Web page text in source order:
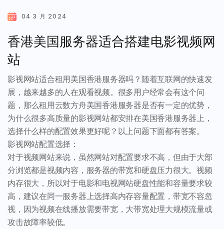
04 3 月 2024
香港美国服务器适合搭建电影视频网
站
影视网站适合租用美国香港服务器吗？随着互联网的快速发
展，越来越多的人在观看视频。很多用户经常会有这个问
题，那么租用云数方舟美国香港服务器是否有一定的优势，
为什么很多高质量的影视网站都安排在美国香港服务器上，
选择什么样的配置效果更好呢？以上问题下面都有答案。
影视网站配置选择：
对于视频网站来说，虽然网站对配置要求不高，但由于大部
分浏览都是视频内容，服务器的带宽和硬盘压力很大。视频
内存很大，所以对于电影和电视网站硬盘性能和容量要求较
高，建议在同一服务器上选择高内存容量配置，带宽不容忽
视，因为视频在线播放需要带宽，大带宽处理大规模流量或
攻击故障率较低。